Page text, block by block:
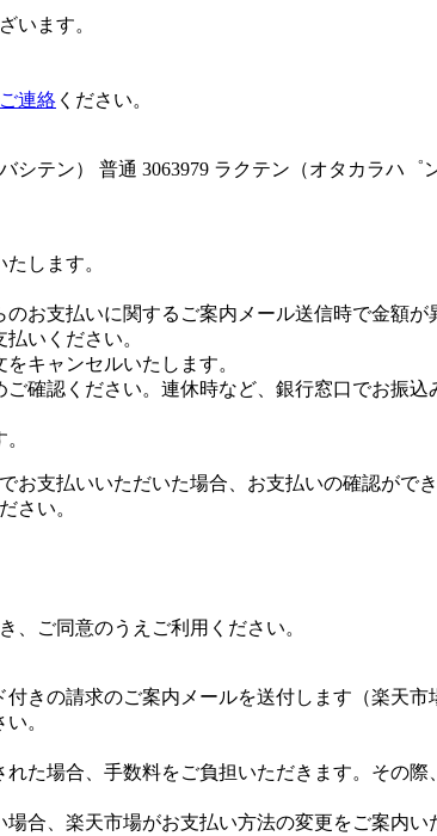
います。
連絡 ください。
シテン） 普通 3063979 ラクテン（オタカラハ゜
します。
お支払いに関するご案内メール送信時で金額が
いください。
キャンセルいたします。
確認ください。連休時など、銀行窓口でお振
支払いいただいた場合、お支払いの確認ができ
さい。
、ご同意のうえご利用ください。
きの請求のご案内メールを送付します（楽天
。
た場合、手数料をご負担いただきます。その
合、楽天市場がお支払い方法の変更をご案内い